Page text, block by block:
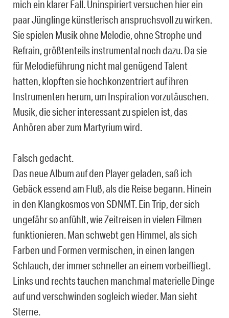
mich ein klarer Fall. Uninspiriert versuchen hier ein
paar Jünglinge künstlerisch anspruchsvoll zu wirken.
Sie spielen Musik ohne Melodie, ohne Strophe und
Refrain, größtenteils instrumental noch dazu. Da sie
für Melodieführung nicht mal genügend Talent
hatten, klopften sie hochkonzentriert auf ihren
Instrumenten herum, um Inspiration vorzutäuschen.
Musik, die sicher interessant zu spielen ist, das
Anhören aber zum Martyrium wird.
Falsch gedacht.
Das neue Album auf den Player geladen, saß ich
Gebäck essend am Fluß, als die Reise begann. Hinein
in den Klangkosmos von SDNMT. Ein Trip, der sich
ungefähr so anfühlt, wie Zeitreisen in vielen Filmen
funktionieren. Man schwebt gen Himmel, als sich
Farben und Formen vermischen, in einen langen
Schlauch, der immer schneller an einem vorbeifliegt.
Links und rechts tauchen manchmal materielle Dinge
auf und verschwinden sogleich wieder. Man sieht
Sterne.